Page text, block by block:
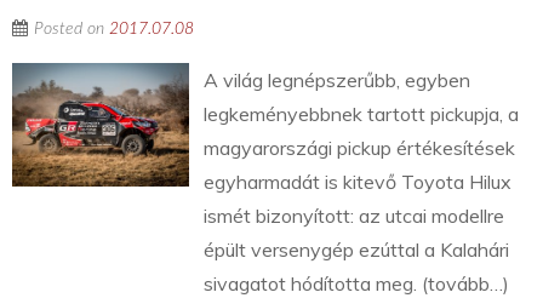
Posted on 2017.07.08
A világ legnépszerűbb, egyben
legkeményebbnek tartott pickupja, a
magyarországi pickup értékesítések
egyharmadát is kitevő Toyota Hilux
ismét bizonyított: az utcai modellre
épült versenygép ezúttal a Kalahári
sivagatot hódította meg. (tovább…)